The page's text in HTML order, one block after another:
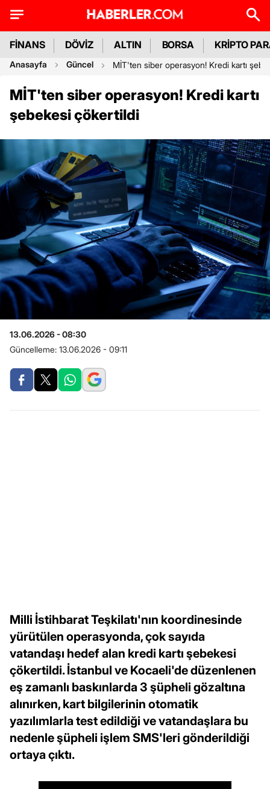
FİNANS DÖVİZ ALTIN BORSA KRİPTO
Anasayfa Güncel MİT'ten siber operasyon! Kredi kartı
MİT'ten siber operasyon! Kredi kartı
şebekesi çökertildi
13.06.2026 - 08:30
Güncelleme: 13.06.2026 - 09:11
Milli İstihbarat Teşkilatı'nın koordinesinde
yürütülen operasyonda, çok sayıda
vatandaşı hedef alan kredi kartı şebekesi
çökertildi. İstanbul ve Kocaeli'de düzenlenen
eş zamanlı baskınlarda 3 şüpheli gözaltına
alınırken, kart bilgilerinin otomatik
yazılımlarla test edildiği ve vatandaşlara bu
nedenle şüpheli işlem SMS'leri gönderildiği
ortaya çıktı.